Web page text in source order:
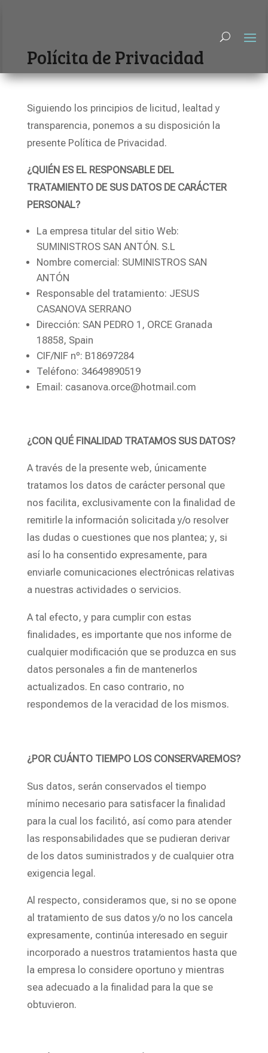
Polícita de Privacidad
Siguiendo los principios de licitud, lealtad y
transparencia, ponemos a su disposición la
presente Política de Privacidad.
¿QUIÉN ES EL RESPONSABLE DEL
TRATAMIENTO DE SUS DATOS DE CARÁCTER
PERSONAL?
La empresa titular del sitio Web:
SUMINISTROS SAN ANTÓN. S.L
Nombre comercial: SUMINISTROS SAN
ANTÓN
Responsable del tratamiento: JESUS
CASANOVA SERRANO
Dirección: SAN PEDRO 1, ORCE Granada
18858, Spain
CIF/NIF nº: B18697284
Teléfono: 34649890519
Email: casanova.orce@hotmail.com
¿CON QUÉ FINALIDAD TRATAMOS SUS DATOS?
A través de la presente web, únicamente
tratamos los datos de carácter personal que
nos facilita, exclusivamente con la finalidad de
remitirle la información solicitada y/o resolver
las dudas o cuestiones que nos plantea; y, si
así lo ha consentido expresamente, para
enviarle comunicaciones electrónicas relativas
a nuestras actividades o servicios.
A tal efecto, y para cumplir con estas
finalidades, es importante que nos informe de
cualquier modificación que se produzca en sus
datos personales a fin de mantenerlos
actualizados. En caso contrario, no
respondemos de la veracidad de los mismos.
¿POR CUÁNTO TIEMPO LOS CONSERVAREMOS?
Sus datos, serán conservados el tiempo
mínimo necesario para satisfacer la finalidad
para la cual los facilitó, así como para atender
las responsabilidades que se pudieran derivar
de los datos suministrados y de cualquier otra
exigencia legal.
Al respecto, consideramos que, si no se opone
al tratamiento de sus datos y/o no los cancela
expresamente, continúa interesado en seguir
incorporado a nuestros tratamientos hasta que
la empresa lo considere oportuno y mientras
sea adecuado a la finalidad para la que se
obtuvieron.